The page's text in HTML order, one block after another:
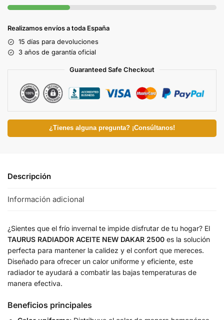
Realizamos envíos a toda España
15 días para devoluciones
3 años de garantía oficial
Guaranteed Safe Checkout
¿Tienes alguna pregunta? ¡Consúltanos!
Descripción
Información adicional
¿Sientes que el frío invernal te impide disfrutar de tu hogar? El
TAURUS RADIADOR ACEITE NEW DAKAR 2500 es la solución
perfecta para mantener la calidez y el confort que mereces.
Diseñado para ofrecer un calor uniforme y eficiente, este
radiador te ayudará a combatir las bajas temperaturas de
manera efectiva.
Beneficios principales